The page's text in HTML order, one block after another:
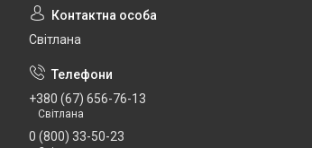
Світлана
+380 (67) 656-76-13
Світлана
0 (800) 33-50-23